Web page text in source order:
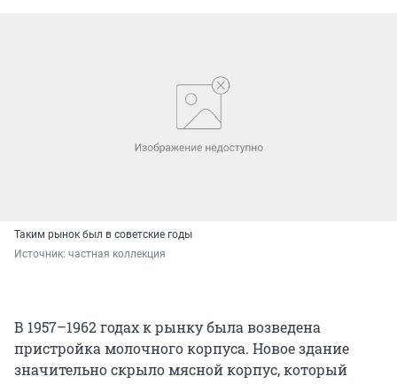
Таким рынок был в советские годы
Источник: частная коллекция
В 1957–1962 годах к рынку была возведена
пристройка молочного корпуса. Новое здание
значительно скрыло мясной корпус, который